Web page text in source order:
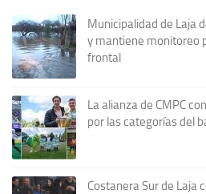
Municipalidad de Laja
y mantiene monitoreo
frontal
La alianza de CMPC
por las categorías del
Costanera Sur de Laja